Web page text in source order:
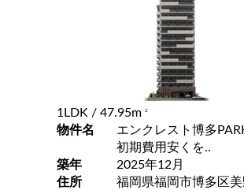
1LDK / 47.95m 2
物件名
エンクレスト博多
初期費用安くを..
築年
2025年12月
住所
福岡県福岡市博多区